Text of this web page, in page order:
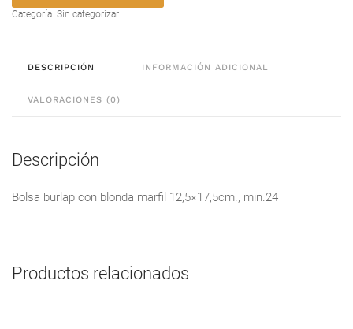
Categoría: Sin categorizar
DESCRIPCIÓN INFORMACIÓN ADICIONAL
VALORACIONES (0)
Descripción
Bolsa burlap con blonda marfil 12,5×17,5cm., min.24
Productos relacionados